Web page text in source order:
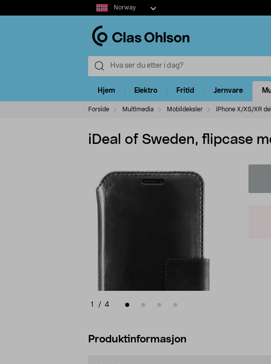
Select
market
Norway
Hjem Elektro Fritid Jernvare
Forside Multimedia Mobildeksler iPhone X/XS/XR
iDeal of Sweden, flipcase
1 / 4
Produktinformasjon